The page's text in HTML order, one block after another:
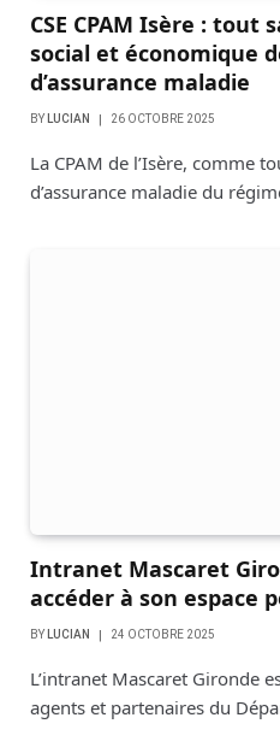
CSE CPAM Isère : tout
social et économique
d’assurance maladie
BY LUCIAN 26 OCTOBRE 2025
La CPAM de l’Isère, comme
d’assurance maladie du
Intranet Mascaret
accéder à son espace
BY LUCIAN 24 OCTOBRE 2025
L’intranet Mascaret Gironde
agents et partenaires du